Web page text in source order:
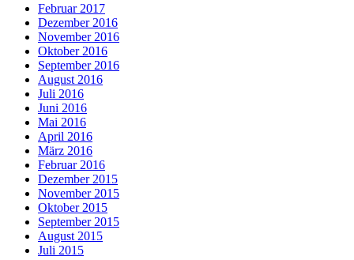
Februar 2017
Dezember 2016
November 2016
Oktober 2016
September 2016
August 2016
Juli 2016
Juni 2016
Mai 2016
April 2016
März 2016
Februar 2016
Dezember 2015
November 2015
Oktober 2015
September 2015
August 2015
Juli 2015